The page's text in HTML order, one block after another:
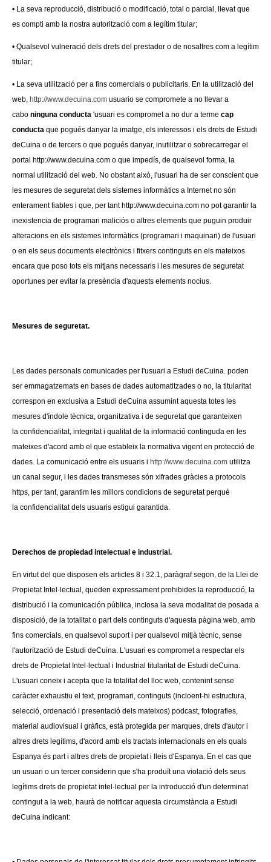
• La seva reproducció, distribució o modificació, total o parcial, llevat que
es compti amb la nostra autorització com a legítim titular;
• Qualsevol vulneració dels drets del prestador o de nosaltres com a legítim
titular;
• La seva utilització per a fins comercials o publicitaris. En la utilització del
web, http://www.decuina.com usuario se compromete a no llevar a
cabo ninguna conducta 'usuari es compromet a no dur a terme cap
conducta que pogués danyar la imatge, els interessos i els drets de Estudi
deCuina o de tercers o que pogués danyar, inutilitzar o sobrecarregar el
portal http://www.decuina.com o que impedís, de qualsevol forma, la
normal utilització del web. No obstant això, l'usuari ha de ser conscient que
les mesures de seguretat dels sistemes informàtics a Internet no són
enterament fiables i que, per tant http://www.decuina.com no pot garantir la
inexistencia de programari maliciós o altres elements que puguin produir
alteracions en els sistemes informàtics (programari i maquinari) de l'usuari
o en els seus documents electrònics i fitxers continguts en els mateixos
encara que poso tots els mitjans necessaris i les mesures de seguretat
oportunes per evitar la presència d'aquests elements nocius.
Mesures de seguretat.
Les dades personals comunicades per l'usuari a Estudi deCuina. poden
ser emmagatzemats en bases de dades automatitzades o no, la titularitat
correspon en exclusiva a Estudi deCuina assumint aquesta totes les
mesures d'índole tècnica, organitzativa i de seguretat que garanteixen
la confidencialitat, integritat i qualitat de la informació continguda en les
mateixes d'acord amb el que estableix la normativa vigent en protecció de
dades. La comunicació entre els usuaris i http://www.decuina.com utilitza
un canal segur, i les dades transmeses són xifrades gràcies a protocols
https, per tant, garantim les millors condicions de seguretat perquè
la confidencialitat dels usuaris estigui garantida.
Derechos de propiedad intelectual e industrial.
En virtut del que disposen els articles 8 i 32.1, paràgraf segon, de la Llei de
Propietat Intel·lectual, queden expressament prohibides la reproducció, la
distribució i la comunicación pública, inclosa la seva modalitat de posada a
disposició, de la totalitat o part dels continguts d'aquesta pàgina web, amb
fins comercials, en qualsevol suport i per qualsevol mitjà tècnic, sense
l'autorització de Estudi deCuina. L'usuari es compromet a respectar els
drets de Propietat Intel·lectual i Industrial titularitat de Estudi deCuina.
L'usuari coneix i acepta que la totalitat del lloc web, contenint sense
caràcter exhaustiu el text, programari, continguts (incloent-hi estructura,
selecció, ordenació i presentació dels mateixos) podcast, fotografies,
material audiovisual i gràfics, està protegida per marques, drets d'autor i
altres drets legítims, d'acord amb els tractats internacionals en els quals
Espanya és part i altres drets de propietat i lleis d'Espanya. En el cas que
un usuari o un tercer considerin que s'ha produït una violació dels seus
legítims drets de propietat intel·lectual per la introducció d'un determinat
contingut a la web, haurà de notificar aquesta circumstància a Estudi
deCuina indicant: